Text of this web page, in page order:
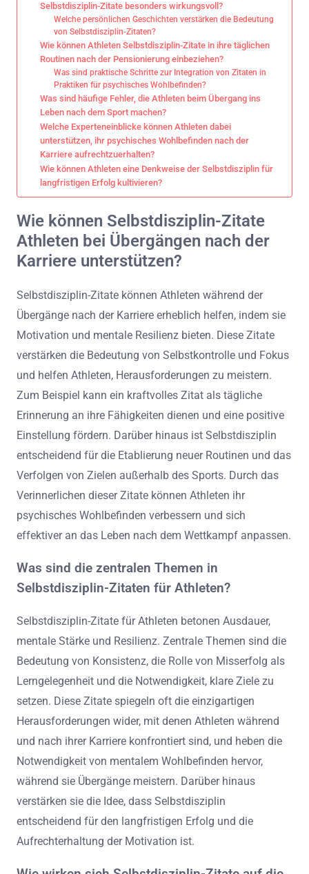
Selbstdisziplin-Zitate besonders wirkungsvoll?
Welche persönlichen Geschichten verstärken die Bedeutung
von Selbstdisziplin-Zitaten?
Wie können Athleten Selbstdisziplin-Zitate in ihre täglichen
Routinen nach der Pensionierung einbeziehen?
Was sind praktische Schritte zur Integration von Zitaten in
Praktiken für psychisches Wohlbefinden?
Was sind häufige Fehler, die Athleten beim Übergang ins
Leben nach dem Sport machen?
Welche Experteneinblicke können Athleten dabei
unterstützen, ihr psychisches Wohlbefinden nach der
Karriere aufrechtzuerhalten?
Wie können Athleten eine Denkweise der Selbstdisziplin für
langfristigen Erfolg kultivieren?
Wie können Selbstdisziplin-Zitate
Athleten bei Übergängen nach der
Karriere unterstützen?
Selbstdisziplin-Zitate können Athleten während der
Übergänge nach der Karriere erheblich helfen, indem sie
Motivation und mentale Resilienz bieten. Diese Zitate
verstärken die Bedeutung von Selbstkontrolle und Fokus
und helfen Athleten, Herausforderungen zu meistern.
Zum Beispiel kann ein kraftvolles Zitat als tägliche
Erinnerung an ihre Fähigkeiten dienen und eine positive
Einstellung fördern. Darüber hinaus ist Selbstdisziplin
entscheidend für die Etablierung neuer Routinen und das
Verfolgen von Zielen außerhalb des Sports. Durch das
Verinnerlichen dieser Zitate können Athleten ihr
psychisches Wohlbefinden verbessern und sich
effektiver an das Leben nach dem Wettkampf anpassen.
Was sind die zentralen Themen in
Selbstdisziplin-Zitaten für Athleten?
Selbstdisziplin-Zitate für Athleten betonen Ausdauer,
mentale Stärke und Resilienz. Zentrale Themen sind die
Bedeutung von Konsistenz, die Rolle von Misserfolg als
Lerngelegenheit und die Notwendigkeit, klare Ziele zu
setzen. Diese Zitate spiegeln oft die einzigartigen
Herausforderungen wider, mit denen Athleten während
und nach ihrer Karriere konfrontiert sind, und heben die
Notwendigkeit von mentalem Wohlbefinden hervor,
während sie Übergänge meistern. Darüber hinaus
verstärken sie die Idee, dass Selbstdisziplin
entscheidend für den langfristigen Erfolg und die
Aufrechterhaltung der Motivation ist.